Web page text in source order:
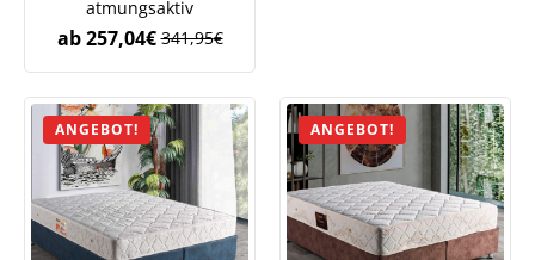
atmungsaktiv
ab 341,95€
257,04€
ANGEBOT! ANGEBOT!